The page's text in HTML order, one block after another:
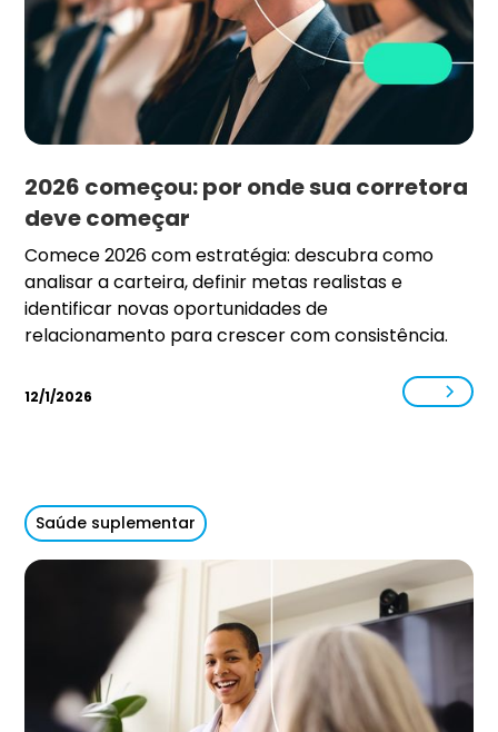
2026 começou: por onde sua corretora
deve começar
Comece 2026 com estratégia: descubra como
analisar a carteira, definir metas realistas e
identificar novas oportunidades de
relacionamento para crescer com consistência.
12/1/2026
Saúde suplementar